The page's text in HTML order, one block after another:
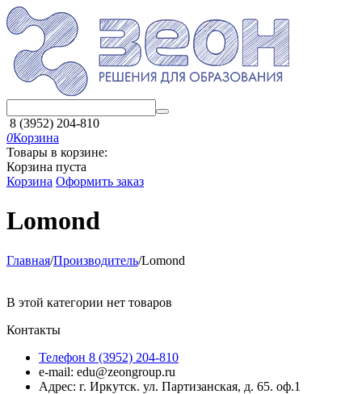
8 (3952) 204-810
0Корзина
Товары в корзине:
Корзина пуста
Корзина Оформить заказ
Lomond
Главная/Производитель/Lomond
В этой категории нет товаров
Контакты
Телефон 8 (3952) 204-810
e-mail: edu@zeongroup.ru
Адрес: г. Иркутск. ул. Партизанская, д. 65. оф.1